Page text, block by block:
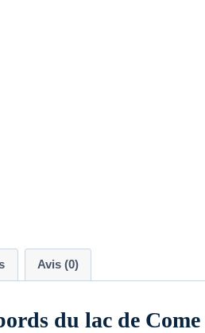
Avis (0)
du lac de Come